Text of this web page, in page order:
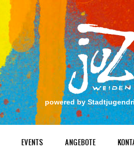
powered by
EVENTS ANGEBOTE